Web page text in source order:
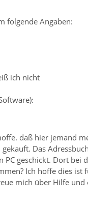
folgende Angaben:
ich nicht
daß hier jemand
Das
geschickt. Dort bei
Ich hoffe dies ist
mich über Hilfe und